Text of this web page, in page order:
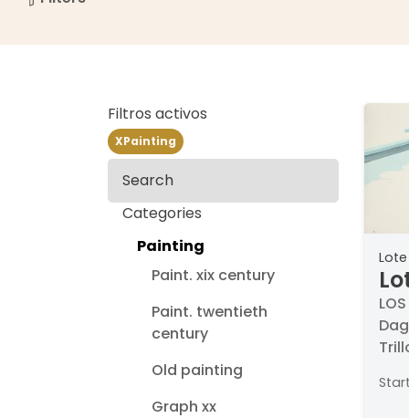
Filtros activos
XPainting
Search
Categories
Painting
Paint. xix century
Paint. twentieth
century
Old painting
Graph xx
Lote
20/